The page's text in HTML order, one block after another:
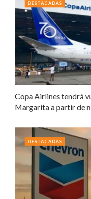
Copa Airlines tendrá
Margarita a partir de
DESTACADAS
DESTACADAS